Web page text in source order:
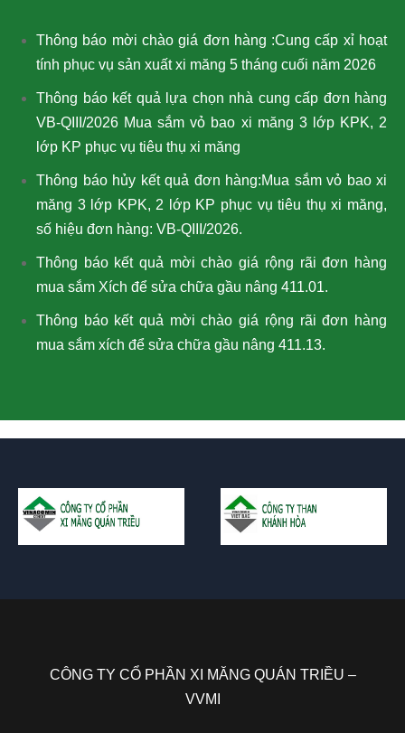
Thông báo mời chào giá đơn hàng :Cung cấp xỉ hoạt
tính phục vụ sản xuất xi măng 5 tháng cuối năm 2026
Thông báo kết quả lựa chọn nhà cung cấp đơn hàng
VB-QIII/2026 Mua sắm vỏ bao xi măng 3 lớp KPK, 2
lớp KP phục vụ tiêu thụ xi măng
Thông báo hủy kết quả đơn hàng:Mua sắm vỏ bao xi
măng 3 lớp KPK, 2 lớp KP phục vụ tiêu thụ xi măng,
số hiệu đơn hàng: VB-QIII/2026.
Thông báo kết quả mời chào giá rộng rãi đơn hàng
mua sắm Xích để sửa chữa gầu nâng 411.01.
Thông báo kết quả mời chào giá rộng rãi đơn hàng
mua sắm xích để sửa chữa gầu nâng 411.13.
CÔNG TY CỔ PHẦN XI MĂNG QUÁN TRIỀU –
VVMI